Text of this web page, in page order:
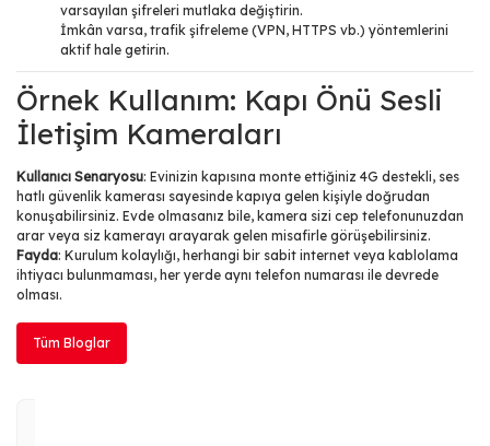
varsayılan şifreleri mutlaka değiştirin.
İmkân varsa, trafik şifreleme (VPN, HTTPS vb.) yöntemlerini
aktif hale getirin.
Örnek Kullanım: Kapı Önü Sesli
İletişim Kameraları
Kullanıcı Senaryosu: Evinizin kapısına monte ettiğiniz 4G destekli, ses
hatlı güvenlik kamerası sayesinde kapıya gelen kişiyle doğrudan
konuşabilirsiniz. Evde olmasanız bile, kamera sizi cep telefonunuzdan
arar veya siz kamerayı arayarak gelen misafirle görüşebilirsiniz.
Fayda: Kurulum kolaylığı, herhangi bir sabit internet veya kablolama
ihtiyacı bulunmaması, her yerde aynı telefon numarası ile devrede
olması.
Tüm Bloglar